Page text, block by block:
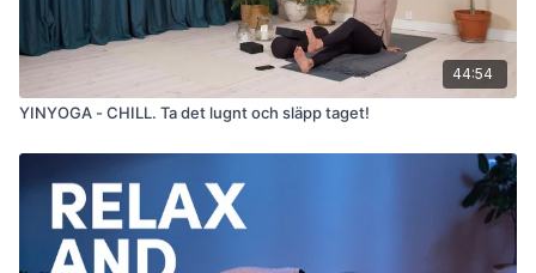
44:54
YINYOGA - CHILL. Ta det lugnt och släpp taget!